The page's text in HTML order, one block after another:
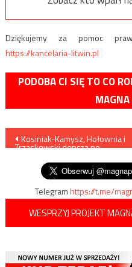
Dziękujemy za pomoc
https://kancelaria-litwin.pl
PODOBA CI SIĘ TO CO
Nawigacja
wpisu
Kosiniak-Kamysz, Hołownia i
Trzaskowski depczą po
Telegramhttps://t.me/
WESPRZYJ PROJEKT